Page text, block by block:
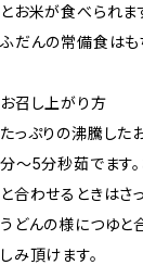
とお米が食べられま
ふだんの常備食はも
お召し上がり方
たっぷりの沸騰した
分〜5分秒茹でます
と合わせるときはさ
うどんの様につゆと
しみ頂けます。